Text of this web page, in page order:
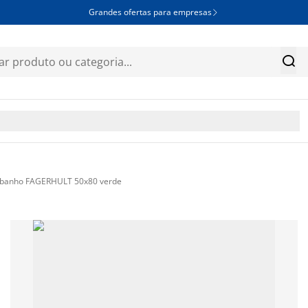
Grandes ofertas para empresas 

FAGERHULT 50x80 verde